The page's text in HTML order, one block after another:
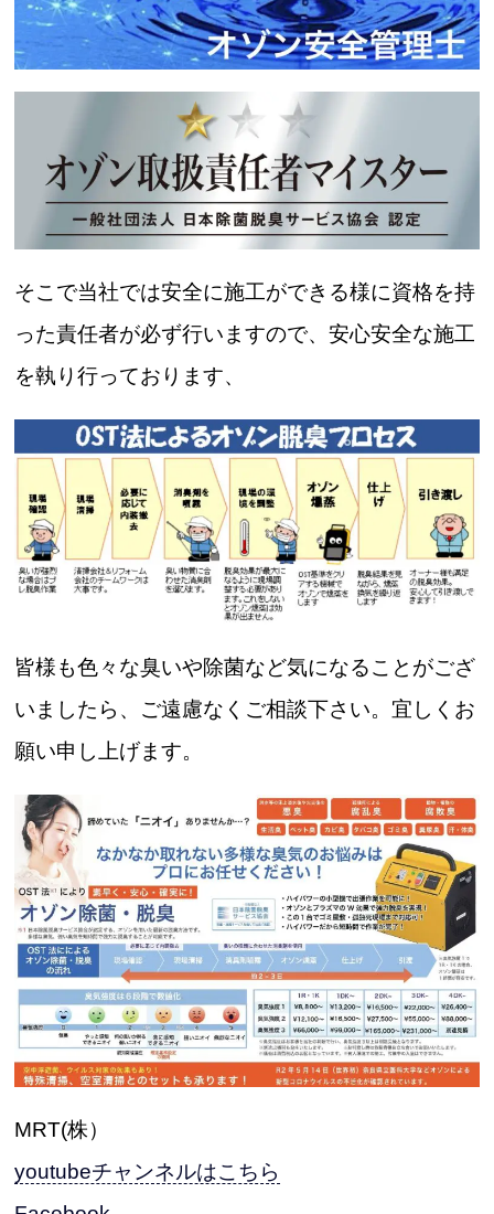
そこで当社では安全に施工ができる様に資格を持
った責任者が必ず行いますので、安心安全な施工
を執り行っております、
皆様も色々な臭いや除菌など気になることがござ
いましたら、ご遠慮なくご相談下さい。宜しくお
願い申し上げます。
MRT(株）
youtubeチャンネルはこちら